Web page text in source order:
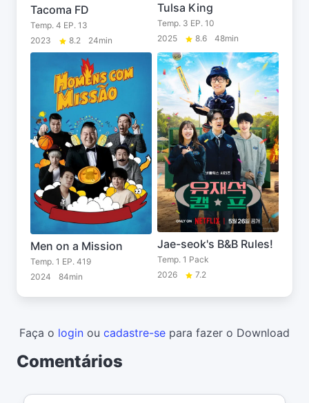
Tacoma FD
Temp. 4 EP. 13
2023
8.2 24min
Tulsa King
Temp. 3 EP. 10
2025
8.6 48min
Men on a Mission
Temp. 1 EP. 419
2024
84min
Jae-seok's B&B Rules!
Temp. 1 Pack
2026
7.2
Faça o login ou cadastre-se para fazer o Download
Comentários